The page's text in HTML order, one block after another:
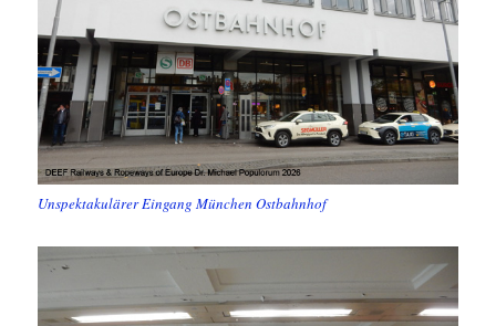
Unspektakulärer Eingang München Ostbahnhof